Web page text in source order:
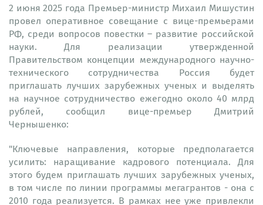
2 июня 2025 года Премьер-министр Михаил Мишустин
провел оперативное совещание с вице-премьерами
РФ, среди вопросов повестки – развитие российской
науки. Для реализации утвержденной
Правительством концепции международного научно-
технического сотрудничества Россия будет
приглашать лучших зарубежных ученых и выделять
на научное сотрудничество ежегодно около 40 млрд
рублей, сообщил вице-премьер Дмитрий
Чернышенко:
"Ключевые направления, которые предполагается
усилить: наращивание кадрового потенциала. Для
этого будем приглашать лучших зарубежных ученых,
в том числе по линии программы мегагрантов - она с
2010 года реализуется. В рамках нее уже привлекли